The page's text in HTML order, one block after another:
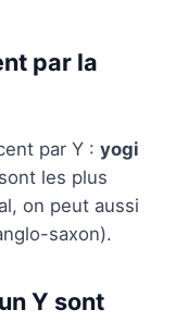
par la
par Y : yogi
sont les plus
on peut aussi
saxon).
Y sont